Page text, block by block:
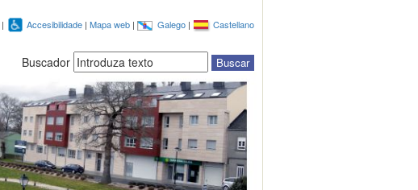
| Accesibilidade | Mapa web | Galego | Castellano
Buscador